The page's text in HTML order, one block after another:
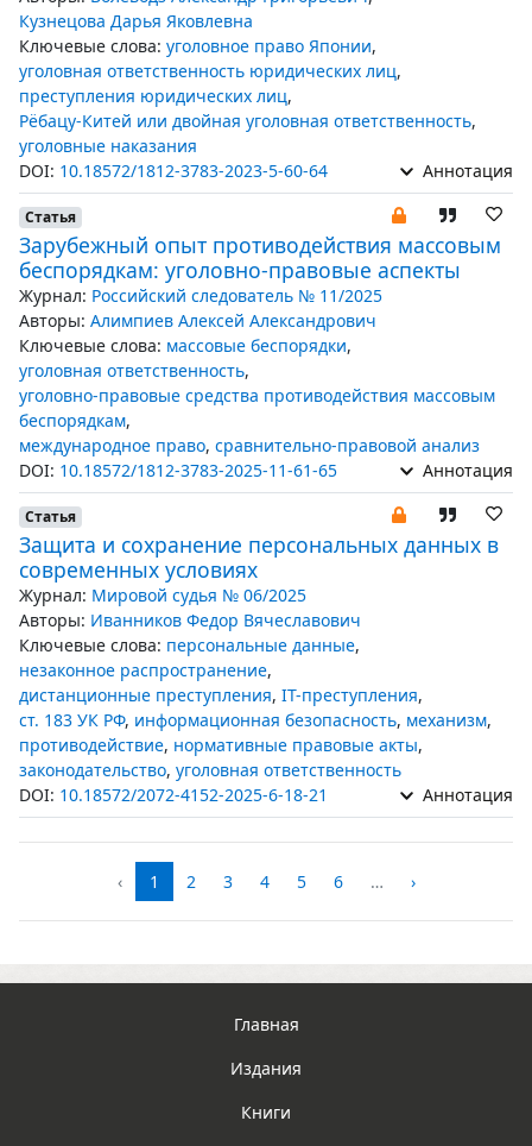
Кузнецова Дарья Яковлевна
Ключевые слова: уголовное право Японии,
уголовная ответственность юридических лиц,
преступления юридических лиц,
Рёбацу-Китей или двойная уголовная ответственность,
уголовные наказания
DOI: 10.18572/1812-3783-2023-5-60-64 Аннотация
Статья
Зарубежный опыт противодействия массовым
беспорядкам: уголовно-правовые аспекты
Журнал: Российский следователь № 11/2025
Авторы: Алимпиев Алексей Александрович
Ключевые слова: массовые беспорядки,
уголовная ответственность,
уголовно-правовые средства противодействия массовым
беспорядкам,
международное право, сравнительно-правовой анализ
DOI: 10.18572/1812-3783-2025-11-61-65 Аннотация
Статья
Защита и сохранение персональных данных в
современных условиях
Журнал: Мировой судья № 06/2025
Авторы: Иванников Федор Вячеславович
Ключевые слова: персональные данные,
незаконное распространение,
дистанционные преступления, IT-преступления,
ст. 183 УК РФ, информационная безопасность, механизм,
противодействие, нормативные правовые акты,
законодательство, уголовная ответственность
DOI: 10.18572/2072-4152-2025-6-18-21 Аннотация
‹ 1 2 3 4 5 6 … ›
Главная
Издания
Книги